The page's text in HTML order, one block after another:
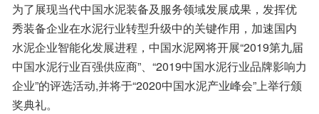
为了展现当代中国水泥装备及服务领域发展成果，发挥优
秀装备企业在水泥行业转型升级中的关键作用，加速国内
水泥企业智能化发展进程，中国水泥网将开展“2019第九届
中国水泥行业百强供应商”、“2019中国水泥行业品牌影响力
企业”的评选活动,并将于“2020中国水泥产业峰会”上举行颁
奖典礼。